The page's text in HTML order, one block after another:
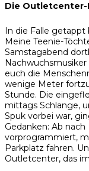
Die Outletcenter-
In die Falle
Meine Teenie-
Samstagabend
euch die
wenige Meter
Stunde. Die
mittags Schlange,
Spuk vorbei war,
Gedanken: Ab nach
vorprogrammiert,
Parkplatz fahren.
Outletcenter, das